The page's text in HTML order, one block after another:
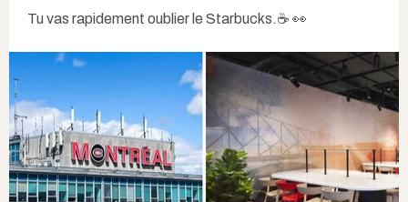
Tu vas rapidement oublier le Starbucks.☕️ 👀